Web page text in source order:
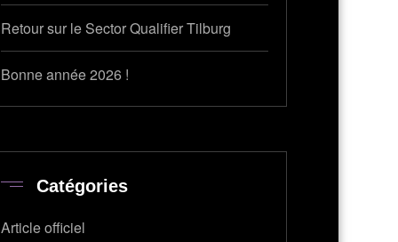
Retour sur le Sector Qualifier Tilburg
Bonne année 2026 !
Catégories
Article officiel